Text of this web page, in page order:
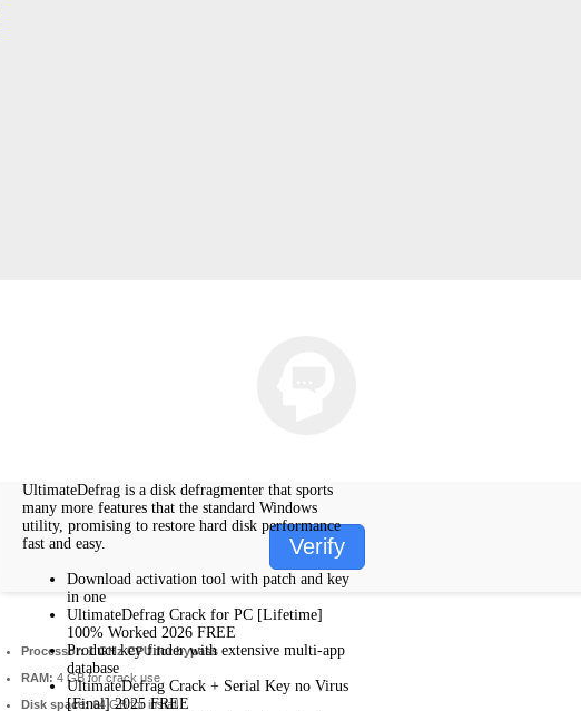
Verify
Processor:1 GHz CPU for bypass
RAM: 4 GB for crack use
Disk space:64 GB for install
UltimateDefrag is a disk defragmenter that sports
many more features that the standard Windows
utility, promising to restore hard disk performance
fast and easy.
Download activation tool with patch and key
in one
UltimateDefrag Crack for PC [Lifetime]
100% Worked 2026 FREE
Product key finder with extensive multi-app
database
UltimateDefrag Crack + Serial Key no Virus
[Final] 2025 FREE